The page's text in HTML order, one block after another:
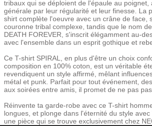
tribaux qui se déploient de l'épaule au poignet,
générale par leur régularité et leur finesse. La
shirt complète l'oeuvre avec un crâne de face,
couronne tribal complexe, tandis que le nom
DEATH FOREVER, s'inscrit élégamment au-
avec l'ensemble dans un esprit gothique et
Ce T-shirt SPIRAL, en plus d'être un choix
composition en 100% coton, est un véritable
revendiquent un style affirmé, mêlant
métal et punk. Parfait pour tout événement,
aux soirées entre amis, il promet de ne pas
Réinvente ta garde-robe avec ce T-shirt
longues, et plonge dans l'éternité du style
une pièce qui se trouve exclusivement chez